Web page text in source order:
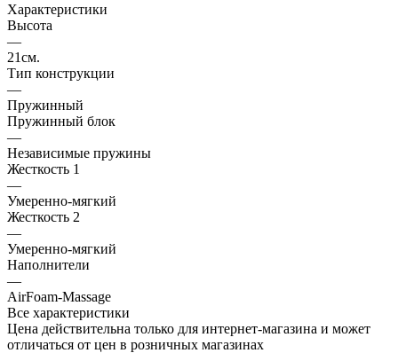
Характеристики
Высота
—
21см.
Тип конструкции
—
Пружинный
Пружинный блок
—
Независимые пружины
Жесткость 1
—
Умеренно-мягкий
Жесткость 2
—
Умеренно-мягкий
Наполнители
—
AirFoam-Massage
Все характеристики
Цена действительна только для интернет-магазина и может
отличаться от цен в розничных магазинах